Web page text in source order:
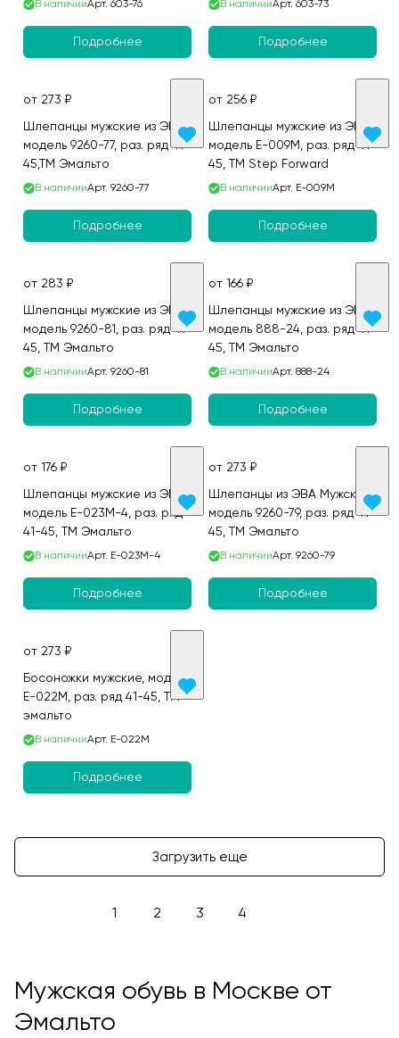
В наличииАрт. 603-76
Подробнее
В наличииАрт. 603-73
Подробнее
от 273 ₽
Шлепанцы мужские из ЭВА,
модель 9260-77, раз. ряд 41-
45,ТМ Эмальто
В наличииАрт. 9260-77
Подробнее
от 256 ₽
Шлепанцы мужские из ЭВА,
модель E-009M, раз. ряд 41-
45, ТМ Step Forward
В наличииАрт. E-009M
Подробнее
от 283 ₽
Шлепанцы мужские из ЭВА,
модель 9260-81, раз. ряд 41-
45, ТМ Эмальто
В наличииАрт. 9260-81
Подробнее
от 166 ₽
Шлепанцы мужские из ЭВА,
модель 888-24, раз. ряд 41-
45, ТМ Эмальто
В наличииАрт. 888-24
Подробнее
от 176 ₽
Шлепанцы мужские из ЭВА,
модель E-023M-4, раз. ряд
41-45, ТМ Эмальто
В наличииАрт. E-023M-4
Подробнее
от 273 ₽
Шлепанцы из ЭВА Мужские,
модель 9260-79, раз. ряд 41-
45, ТМ Эмальто
В наличииАрт. 9260-79
Подробнее
от 273 ₽
Босоножки мужские, модель
E-022M, раз. ряд 41-45, ТМ
эмальто
В наличииАрт. E-022M
Подробнее
Загрузить еще
1 2 3 4
Мужская обувь в Москве от
Эмальто